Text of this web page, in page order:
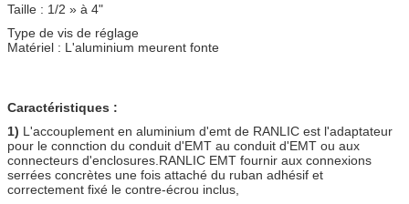
Taille : 1/2 » à 4"
Type de vis de réglage
Matériel : L'aluminium meurent fonte
Caractéristiques :
1) L'accouplement en aluminium d'emt de RANLIC est l'adaptateur
pour le connction du conduit d'EMT au conduit d'EMT ou aux
connecteurs d'enclosures.RANLIC EMT fournir aux connexions
serrées concrètes une fois attaché du ruban adhésif et
correctement fixé le contre-écrou inclus,